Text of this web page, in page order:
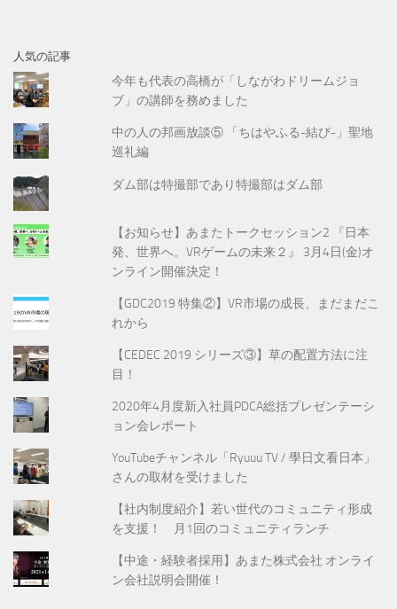
人気の記事
今年も代表の高橋が「しながわドリームジョ
ブ」の講師を務めました
中の人の邦画放談⑤ 「ちはやふる-結び-」聖地
巡礼編
ダム部は特撮部であり特撮部はダム部
【お知らせ】あまたトークセッション2 『日本
発、世界へ。VRゲームの未来２』 3月4日(金)オ
ンライン開催決定！
【GDC2019 特集②】VR市場の成長、まだまだこ
れから
【CEDEC 2019 シリーズ③】草の配置方法に注
目！
2020年4月度新入社員PDCA総括プレゼンテーシ
ョン会レポート
YouTubeチャンネル「Ryuuu TV / 學日文看日本」
さんの取材を受けました
【社内制度紹介】若い世代のコミュニティ形成
を支援！ 月1回のコミュニティランチ
【中途・経験者採用】あまた株式会社 オンライ
ン会社説明会開催！